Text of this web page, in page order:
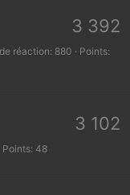
3 392
réaction 880
Points
3 102
Points 48